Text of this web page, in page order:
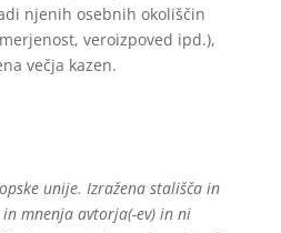
njenih osebnih okoliščin
veroizpoved ipd.),
večja kazen.
unije. Izražena stališča in
mnenja avtorja(-ev) in ni